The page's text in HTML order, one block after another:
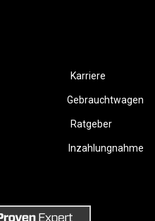
Karriere
Gebrauchtwagen
Ratgeber
Inzahlungnahme